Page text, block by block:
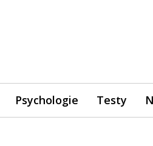
Psychologie Testy